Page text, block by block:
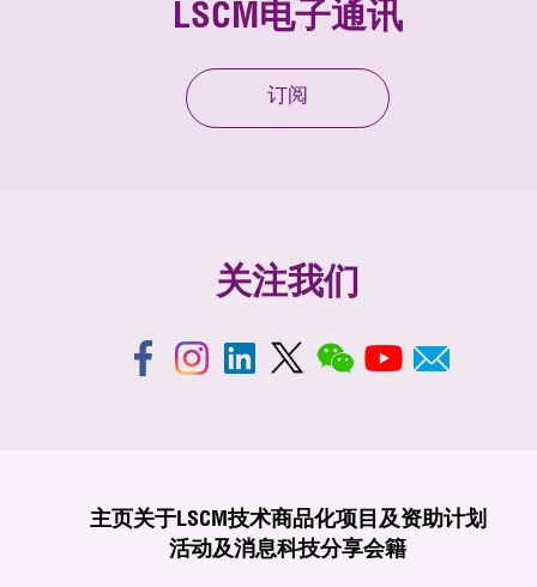
LSCM电子通讯
订阅
关注我们
主页关于LSCM技术商品化项目及资助计划
活动及消息科技分享会籍